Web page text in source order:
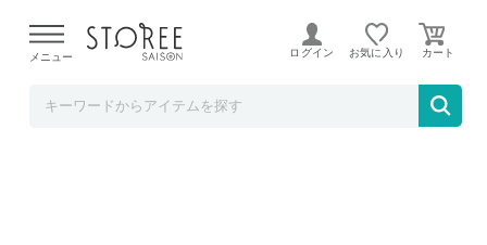
よる配送遅延が発生しております。
メニュー ログイン お気に入り
雑穀米本舗 国産 もち麦 800g(400g×2袋)